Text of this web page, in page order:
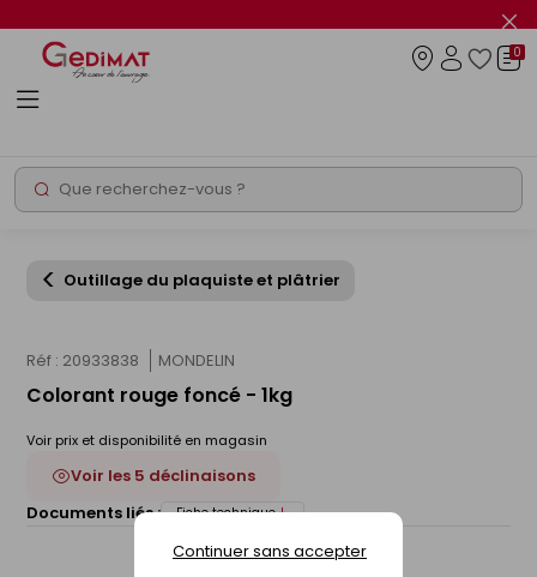
Continuer sans accepter
le
info
Rechercher
0
Outillage du plaquiste et plâtrier
Réf : 20933838 MONDELIN
Colorant rouge foncé - 1kg
Voir prix et disponibilité en magasin
Voir les 5 déclinaisons
Documents liés :
Fiche technique